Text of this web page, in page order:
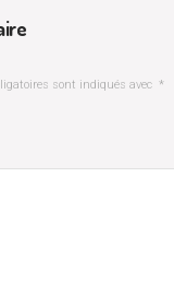
sont indiqués avec *